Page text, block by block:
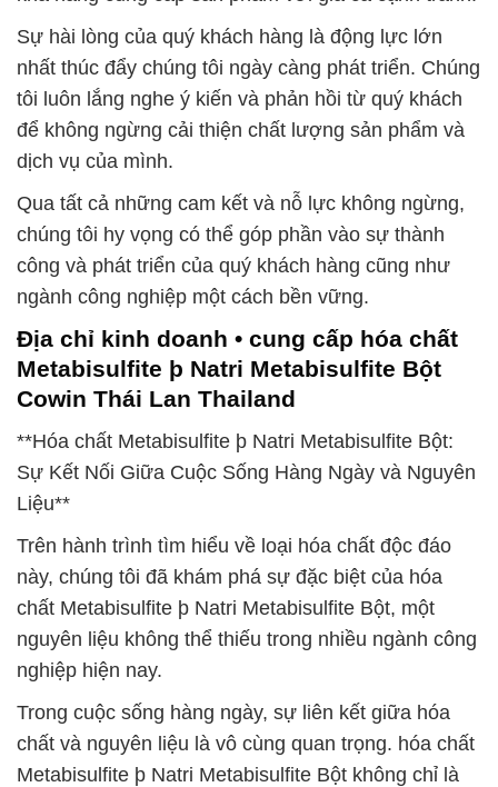
Sự hài lòng của quý khách hàng là động lực lớn
nhất thúc đẩy chúng tôi ngày càng phát triển. Chúng
tôi luôn lắng nghe ý kiến và phản hồi từ quý khách
để không ngừng cải thiện chất lượng sản phẩm và
dịch vụ của mình.
Qua tất cả những cam kết và nỗ lực không ngừng,
chúng tôi hy vọng có thể góp phần vào sự thành
công và phát triển của quý khách hàng cũng như
ngành công nghiệp một cách bền vững.
Địa chỉ kinh doanh • cung cấp hóa chất
Metabisulfite þ Natri Metabisulfite Bột
Cowin Thái Lan Thailand
**Hóa chất Metabisulfite þ Natri Metabisulfite Bột:
Sự Kết Nối Giữa Cuộc Sống Hàng Ngày và Nguyên
Liệu**
Trên hành trình tìm hiểu về loại hóa chất độc đáo
này, chúng tôi đã khám phá sự đặc biệt của hóa
chất Metabisulfite þ Natri Metabisulfite Bột, một
nguyên liệu không thể thiếu trong nhiều ngành công
nghiệp hiện nay.
Trong cuộc sống hàng ngày, sự liên kết giữa hóa
chất và nguyên liệu là vô cùng quan trọng. hóa chất
Metabisulfite þ Natri Metabisulfite Bột không chỉ là